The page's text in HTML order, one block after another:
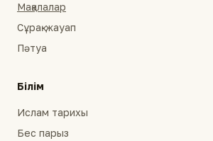
Мақалалар
Сұрақ-жауап
Пәтуа
Білім
Ислам тарихы
Бес парыз